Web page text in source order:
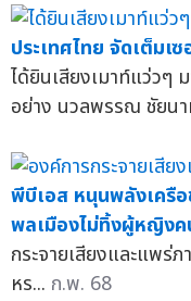
ประเทศไทย จัดเต็มเ
ได้ยินเสียงเมาท์แว่วๆ
อย่าง นวลพรรณ ชัยน
พีบีเอส หนุนพลังเครื
พลเมืองไม่ทิ้งผู้หญิงค
กระจายเสียงและแพร่
หร... ก.พ. 68